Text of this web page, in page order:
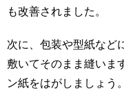
も改善されました。
次に、包装や型紙など
敷いてそのまま縫いま
ン紙をはがしましょう。